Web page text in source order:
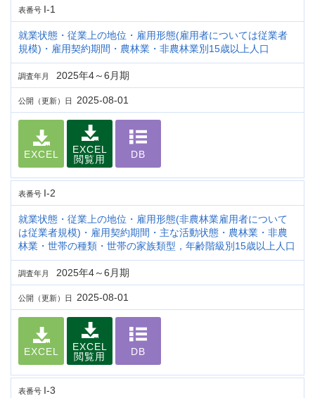
表番号 I-1
就業状態・従業上の地位・雇用形態(雇用者については従業者
規模)・雇用契約期間・農林業・非農林業別15歳以上人口
調査年月 2025年4～6月期
公開（更新）日 2025-08-01
EXCEL
EXCEL
閲覧用
DB
表番号 I-2
就業状態・従業上の地位・雇用形態(非農林業雇用者について
は従業者規模)・雇用契約期間・主な活動状態・農林業・非農
林業・世帯の種類・世帯の家族類型，年齢階級別15歳以上人口
調査年月 2025年4～6月期
公開（更新）日 2025-08-01
EXCEL
EXCEL
閲覧用
DB
表番号 I-3